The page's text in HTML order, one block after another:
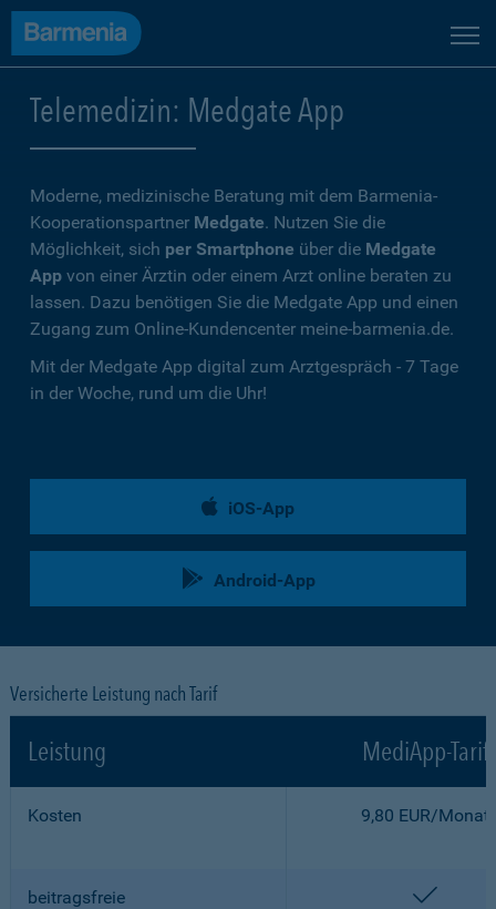
Telemedizin: Medgate App
Moderne, medizinische Beratung mit dem Barmenia-
Kooperationspartner Medgate. Nutzen Sie die
Möglichkeit, sich per Smartphone über die Medgate
App von einer Ärztin oder einem Arzt online beraten zu
lassen. Dazu benötigen Sie die Medgate App und einen
Zugang zum Online-Kundencenter meine-barmenia.de.
Mit der Medgate App digital zum Arztgespräch - 7 Tage
in der Woche, rund um die Uhr!
iOS-App
Android-App
Versicherte Leistung nach Tarif
Leistung MediApp-Tarif
Kosten 9,80 EUR/Monat
beitragsfreie